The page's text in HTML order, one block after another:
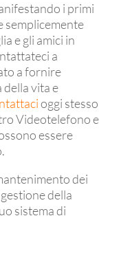
i primi
semplicemente
e gli amici in
a
a fornire
vita e
oggi stesso
Videotelefono e
essere
dei
della
sistema di